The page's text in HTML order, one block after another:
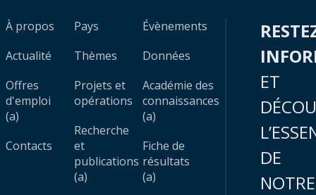
À propos
Actualité
Offres
d'emploi
(a)
Contacts
Pays
Thèmes
Projets et
opérations
Recherche
et
publications
(a)
Évènements
Données
Académie des
connaissances
(a)
Fiche de
résultats
(a)
ET
DE
NOTRE